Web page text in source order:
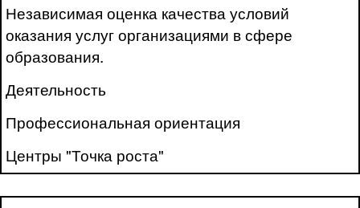
Независимая оценка качества условий
оказания услуг организациями в сфере
образования.
Деятельность
Профессиональная ориентация
Центры "Точка роста"